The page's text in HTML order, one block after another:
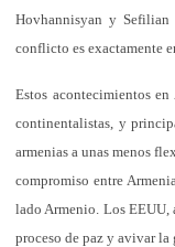
Hovhannisyan y
conflicto es exactamente
Estos acontecimientos
continentalistas, y
armenias a unas menos
compromiso entre
lado Armenio. Los EEUU,
proceso de paz y avivar